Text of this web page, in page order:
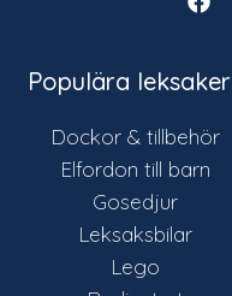
Populära leksaker
Dockor & tillbehör
Elfordon till barn
Gosedjur
Leksaksbilar
Lego